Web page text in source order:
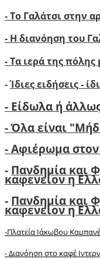
- Το Γαλάτσι στην
- Η διανόηση του
- Τα ιερά της πόλης
-Ίδιες ειδήσεις -
- Είδωλα ή
- Όλα είναι
- Αφιέρωμα
- Πανδημία και
καφενείον η
- Πανδημία και
καφενείον η
-Πλατεία Ιάκωβου
-Διανόηση στο καφέ